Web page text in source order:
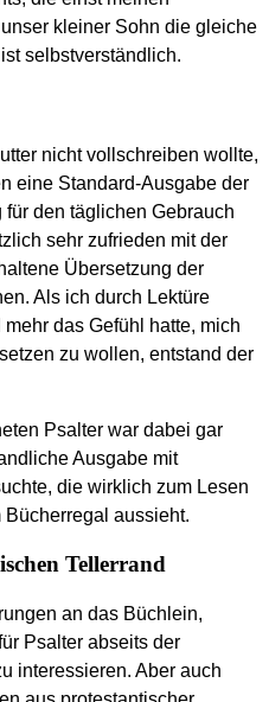
kleiner Sohn die gleiche
selbstverständlich.
nicht vollschreiben wollte,
eine Standard-Ausgabe der
den täglichen Gebrauch
sehr zufrieden mit der
Übersetzung der
Als ich durch Lektüre
das Gefühl hatte, mich
zu wollen, entstand der
Psalter war dabei gar
Ausgabe mit
die wirklich zum Lesen
aussieht.
Tellerrand
an das Büchlein,
Psalter abseits der
interessieren. Aber auch